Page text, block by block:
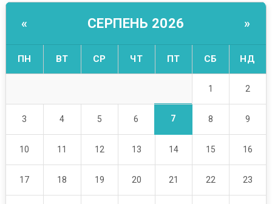
« СЕРПЕНЬ 2026 »
ПН ВТ СР ЧТ ПТ СБ НД
1 2
3 4 5 6 7 8 9
10 11 12 13 14 15 16
17 18 19 20 21 22 23